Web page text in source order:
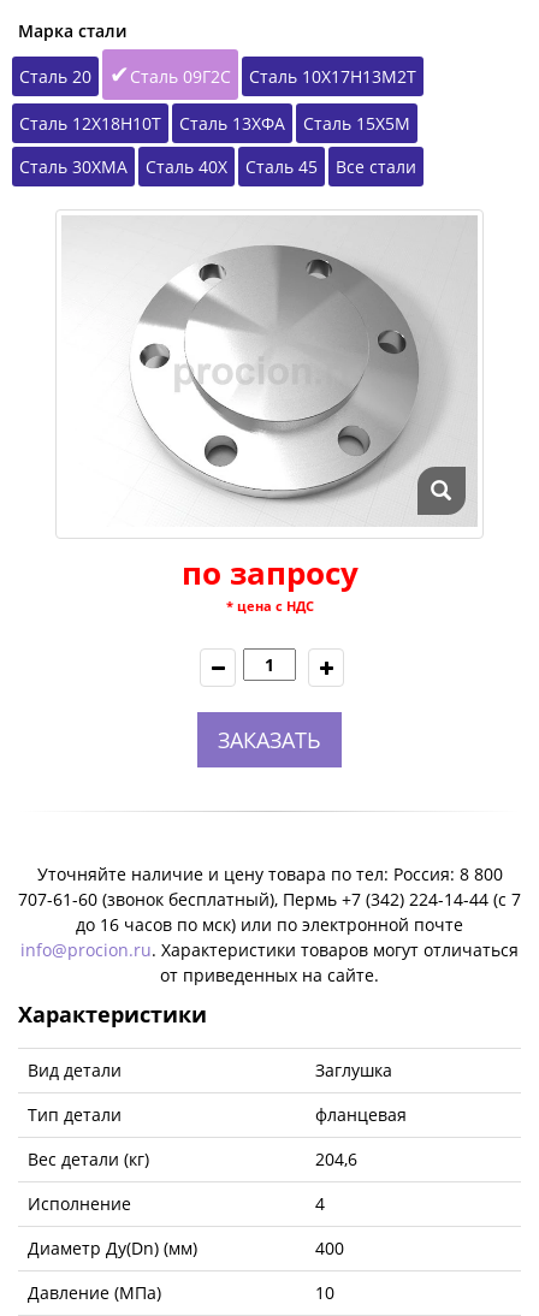
Марка стали
Сталь 20
Сталь 09Г2С Сталь 10Х17Н13М2Т
Сталь 12Х18Н10Т Сталь 13ХФА
Сталь 15Х5М
Сталь 30ХМА
Сталь 40Х Сталь 45 Все стали
по запросу
* цена с НДС
ЗАКАЗАТЬ
Уточняйте наличие и цену товара по тел: Россия: 8 800
707-61-60 (звонок бесплатный), Пермь +7 (342) 224-14-44 (c 7
до 16 часов по мск) или по электронной почте
info@procion.ru. Характеристики товаров могут отличаться
от приведенных на сайте.
Характеристики
Вид детали
Заглушка
Тип детали
фланцевая
Вес детали (кг)
204,6
Исполнение
4
Диаметр Ду(Dn) (мм)
400
Давление (МПа)
10